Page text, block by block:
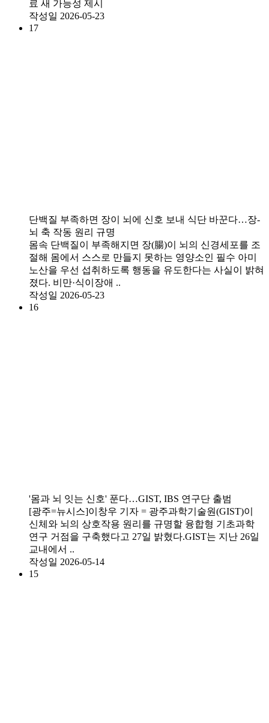
료 새 가능성 제시
작성일 2026-05-23
17
단백질 부족하면 장이 뇌에 신호 보내 식단 바꾼다…장-
뇌 축 작동 원리 규명
몸속 단백질이 부족해지면 장(腸)이 뇌의 신경세포를 조
절해 몸에서 스스로 만들지 못하는 영양소인 필수 아미
노산을 우선 섭취하도록 행동을 유도한다는 사실이 밝혀
졌다. 비만·식이장애 ..
작성일 2026-05-23
16
'몸과 뇌 잇는 신호' 푼다…GIST, IBS 연구단 출범
[광주=뉴시스]이창우 기자 = 광주과학기술원(GIST)이
신체와 뇌의 상호작용 원리를 규명할 융합형 기초과학
연구 거점을 구축했다고 27일 밝혔다.GIST는 지난 26일
교내에서 ..
작성일 2026-05-14
15